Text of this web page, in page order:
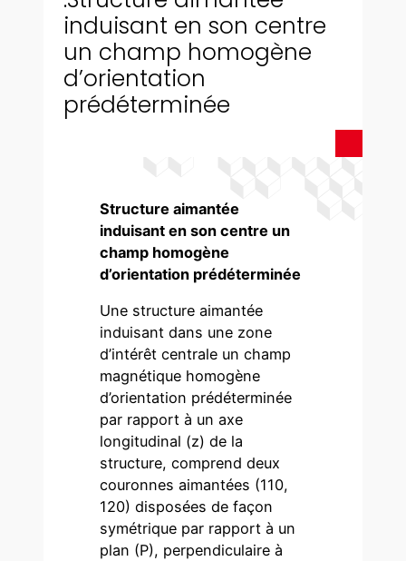
induisant en son centre
un champ homogène
d’orientation
prédéterminée
Structure aimantée
induisant en son centre un
champ homogène
d’orientation prédéterminée
Une structure aimantée
induisant dans une zone
d’intérêt centrale un champ
magnétique homogène
d’orientation prédéterminée
par rapport à un axe
longitudinal (z) de la
structure, comprend deux
couronnes aimantées (110,
120) disposées de façon
symétrique par rapport à un
plan (P), perpendiculaire à